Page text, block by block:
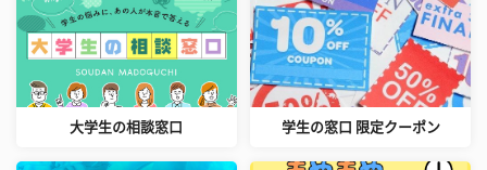
大学生の相談窓口 学生の窓口 限定クーポン